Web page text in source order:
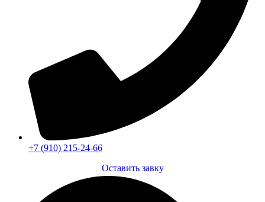
+7 (910) 215-24-66
Оставить завку